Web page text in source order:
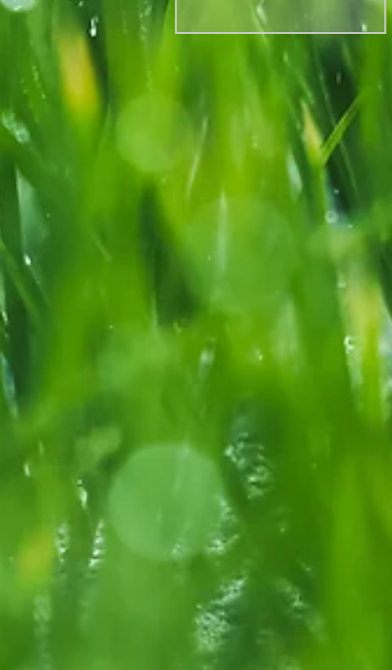
Der Ehrenvorsitzende Dr. Lothar
Vorsitzender Dirk Neumann und der
Stornierungsfristen* unserer zahlreichen
Partnerhotels. Um die Sonderkonditionen nutzen zu
können, buchen Sie bitte immer direkt über unser
Hotelportal: Hotel-Portal: Jetzt buchen und sparen!
Gern unterstützt Sie unser Hotel Reservation Team
bei Ihrer Hotelbuchung:Servicezeiten von Montag
bis Freitag: 9:00 bis 17:00 Uhr. Gern nehmen wir